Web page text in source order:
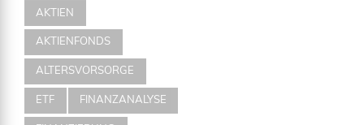
AKTIEN
AKTIENFONDS
ALTERSVORSORGE
ETF FINANZANALYSE